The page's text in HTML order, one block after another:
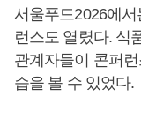
서울푸드2026에
런스도 열렸다. 식
관계자들이 콘퍼
습을 볼 수 있었다.